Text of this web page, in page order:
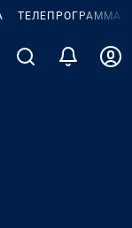
ТЕЛЕПРОГРАММА